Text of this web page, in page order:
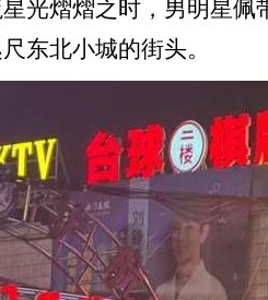
光熠熠之时，男明星佩
东北小城的街头。